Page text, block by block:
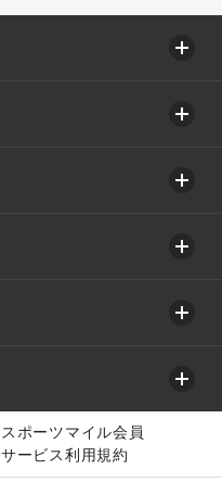
スポーツマイル会員
サービス利用規約